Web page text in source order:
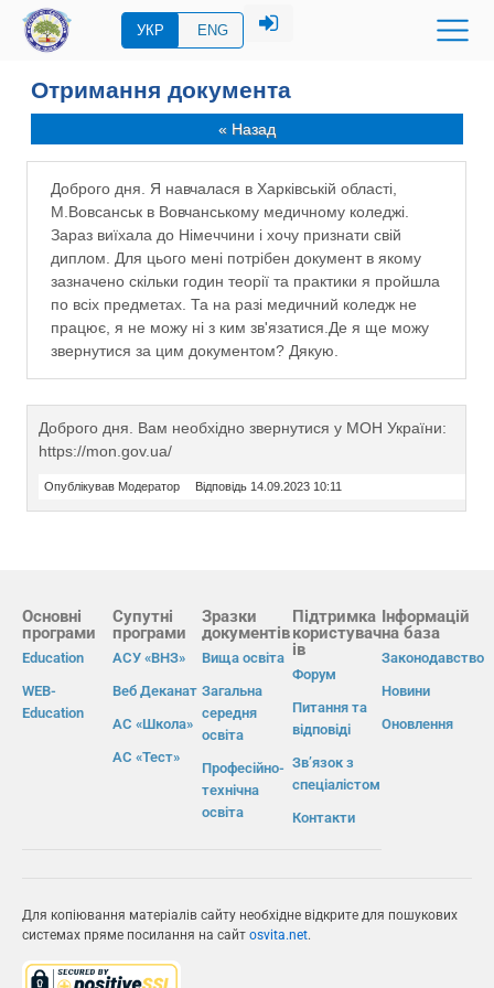
УКР ENG
Отримання документа
« Назад
Доброго дня. Я навчалася в Харківській області,
М.Вовсанськ в Вовчанському медичному коледжі.
Зараз виїхала до Німеччини і хочу признати свій
диплом. Для цього мені потрібен документ в якому
зазначено скільки годин теорії та практики я пройшла
по всіх предметах. Та на разі медичний коледж не
працює, я не можу ні з ким зв'язатися.Де я ще можу
звернутися за цим документом? Дякую.
Доброго дня. Вам необхідно звернутися у МОН України:
https://mon.gov.ua/
Опублікував Модератор Відповідь 14.09.2023 10:11
Основні
програми
Education
WEB-
Education
Супутні
програми
АСУ «ВНЗ»
Веб Деканат
АС «Школа»
АС «Тест»
Зразки
документів
Вища освіта
Загальна
середня
освіта
Професійно-
технічна
освіта
Підтримка
користувач
ів
Форум
Питання та
відповіді
Зв’язок з
спеціалістом
Контакти
Інформацій
на база
Законодавство
Новини
Оновлення
Для копіювання матеріалів сайту необхідне відкрите для пошукових
системах пряме посилання на сайт osvita.net.